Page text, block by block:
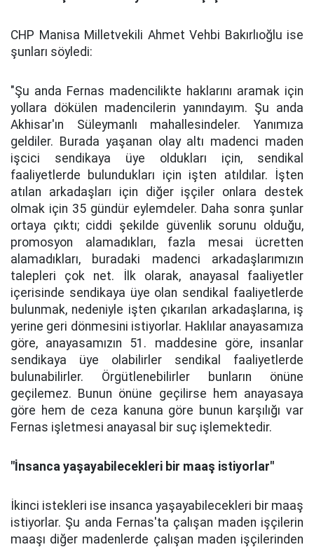
CHP Manisa Milletvekili Ahmet Vehbi Bakırlıoğlu ise
şunları söyledi:
"Şu anda Fernas madencilikte haklarını aramak için
yollara dökülen madencilerin yanındayım. Şu anda
Akhisar'ın Süleymanlı mahallesindeler. Yanımıza
geldiler. Burada yaşanan olay altı madenci maden
işcici sendikaya üye oldukları için, sendikal
faaliyetlerde bulundukları için işten atıldılar. İşten
atılan arkadaşları için diğer işçiler onlara destek
olmak için 35 gündür eylemdeler. Daha sonra şunlar
ortaya çıktı; ciddi şekilde güvenlik sorunu olduğu,
promosyon alamadıkları, fazla mesai ücretten
alamadıkları, buradaki madenci arkadaşlarımızın
talepleri çok net. İlk olarak, anayasal faaliyetler
içerisinde sendikaya üye olan sendikal faaliyetlerde
bulunmak, nedeniyle işten çıkarılan arkadaşlarına, iş
yerine geri dönmesini istiyorlar. Haklılar anayasamıza
göre, anayasamızın 51. maddesine göre, insanlar
sendikaya üye olabilirler sendikal faaliyetlerde
bulunabilirler. Örgütlenebilirler bunların önüne
geçilemez. Bunun önüne geçilirse hem anayasaya
göre hem de ceza kanuna göre bunun karşılığı var
Fernas işletmesi anayasal bir suç işlemektedir.
"İnsanca yaşayabilecekleri bir maaş istiyorlar"
İkinci istekleri ise insanca yaşayabilecekleri bir maaş
istiyorlar. Şu anda Fernas'ta çalışan maden işçilerin
maaşı diğer madenlerde çalışan maden işçilerinden